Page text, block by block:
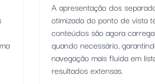
A apresentação dos
otimizada do ponto de vista
conteúdos são agora
quando necessário,
navegação mais fluida em
resultados extensas.